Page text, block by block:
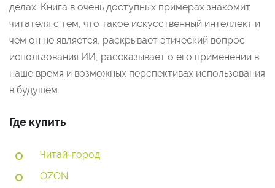
делах. Книга в очень доступных примерах знакомит
читателя с тем, что такое искусственный интеллект и
чем он не является, раскрывает этический вопрос
использования ИИ, рассказывает о его применении в
наше время и возможных перспективах использования
в будущем.
Где купить
Читай-город
OZON